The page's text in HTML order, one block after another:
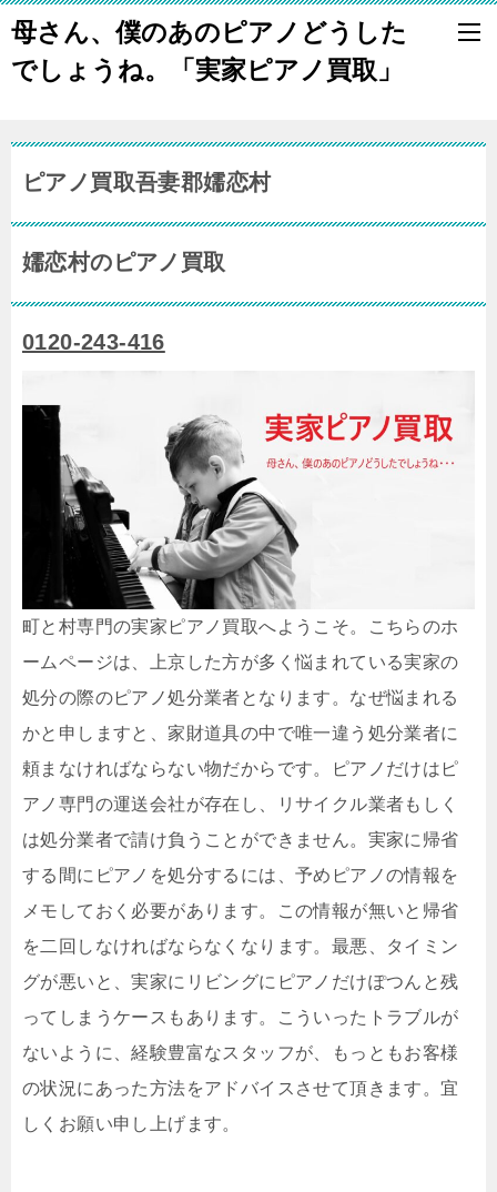
母さん、僕のあのピアノどうした
でしょうね。「実家ピアノ買取」
ピアノ買取吾妻郡嬬恋村
嬬恋村のピアノ買取
0120-243-416
町と村専門の実家ピアノ買取へようこそ。こちらのホ
ームページは、上京した方が多く悩まれている実家の
処分の際のピアノ処分業者となります。なぜ悩まれる
かと申しますと、家財道具の中で唯一違う処分業者に
頼まなければならない物だからです。ピアノだけはピ
アノ専門の運送会社が存在し、リサイクル業者もしく
は処分業者で請け負うことができません。実家に帰省
する間にピアノを処分するには、予めピアノの情報を
メモしておく必要があります。この情報が無いと帰省
を二回しなければならなくなります。最悪、タイミン
グが悪いと、実家にリビングにピアノだけぽつんと残
ってしまうケースもあります。こういったトラブルが
ないように、経験豊富なスタッフが、もっともお客様
の状況にあった方法をアドバイスさせて頂きます。宜
しくお願い申し上げます。